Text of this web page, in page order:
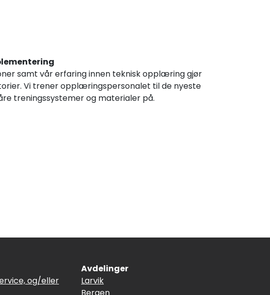
samt vår erfaring innen teknisk opplæring gjør
Vi trener opplæringspersonalet til de nyeste
treningssystemer og materialer på.
og/eller
Avdelinger
Larvik